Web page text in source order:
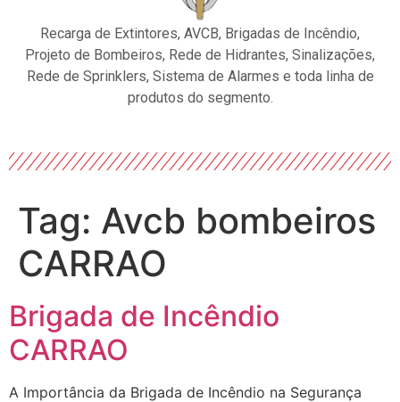
Recarga de Extintores, AVCB, Brigadas de Incêndio,
Projeto de Bombeiros, Rede de Hidrantes, Sinalizações,
Rede de Sprinklers, Sistema de Alarmes e toda linha de
produtos do segmento.
Tag: Avcb bombeiros
CARRAO
Brigada de Incêndio
CARRAO
A Importância da Brigada de Incêndio na Segurança